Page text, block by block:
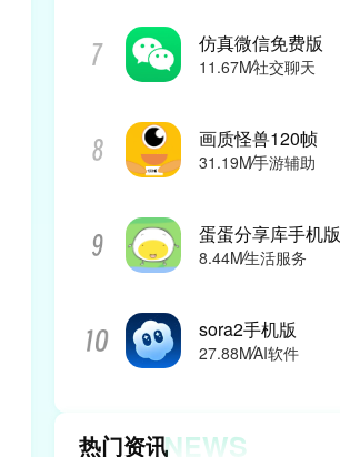
仿真微信免费版
11.67M社交聊天
画质怪兽120帧
31.19M手游辅助
蛋蛋分享库手机版
8.44M生活服务
sora2手机版
27.88MAI软件
热门资讯NEWS